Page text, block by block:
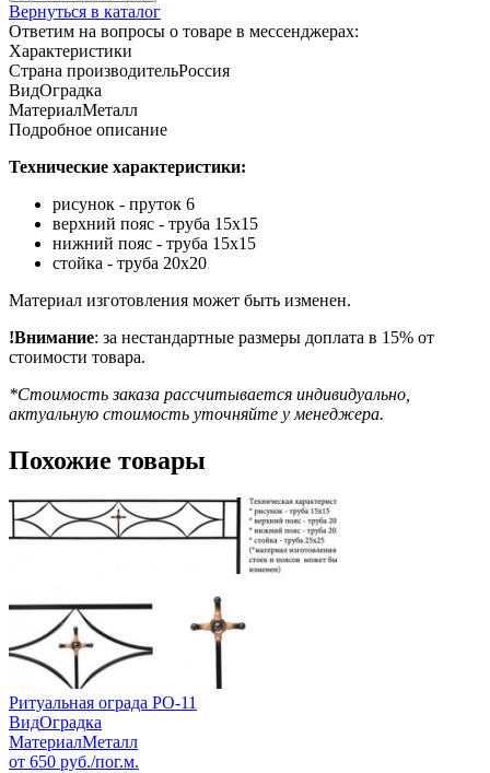
Вернуться в каталог
Ответим на вопросы о товаре в мессенджерах:
Характеристики
Страна производительРоссия
ВидОградка
МатериалМеталл
Подробное описание
Технические характеристики:
рисунок - пруток 6
верхний пояс - труба 15х15
нижний пояс - труба 15х15
стойка - труба 20х20
Материал изготовления может быть изменен.
!Внимание: за нестандартные размеры доплата в 15% от
стоимости товара.
*Стоимость заказа рассчитывается индивидуально,
актуальную стоимость уточняйте у менеджера.
Похожие товары
Ритуальная ограда РО-11
ВидОградка
МатериалМеталл
от 650 руб./пог.м.